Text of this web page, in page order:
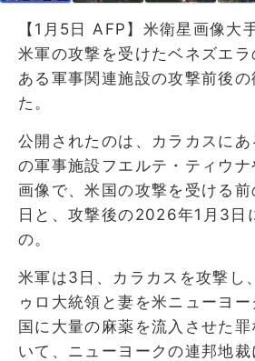
【1月5日 AFP】米衛星画像大
米軍の攻撃を受けたベネズエ
ある軍事関連施設の攻撃前後
た。
公開されたのは、カラカスに
の軍事施設フエルテ・ティウ
画像で、米国の攻撃を受ける
日と、攻撃後の2026年1月3日
の。
米軍は3日、カラカスを攻撃し
ゥロ大統領と妻を米ニューヨ
国に大量の麻薬を流入させた
いて、ニューヨークの連邦地